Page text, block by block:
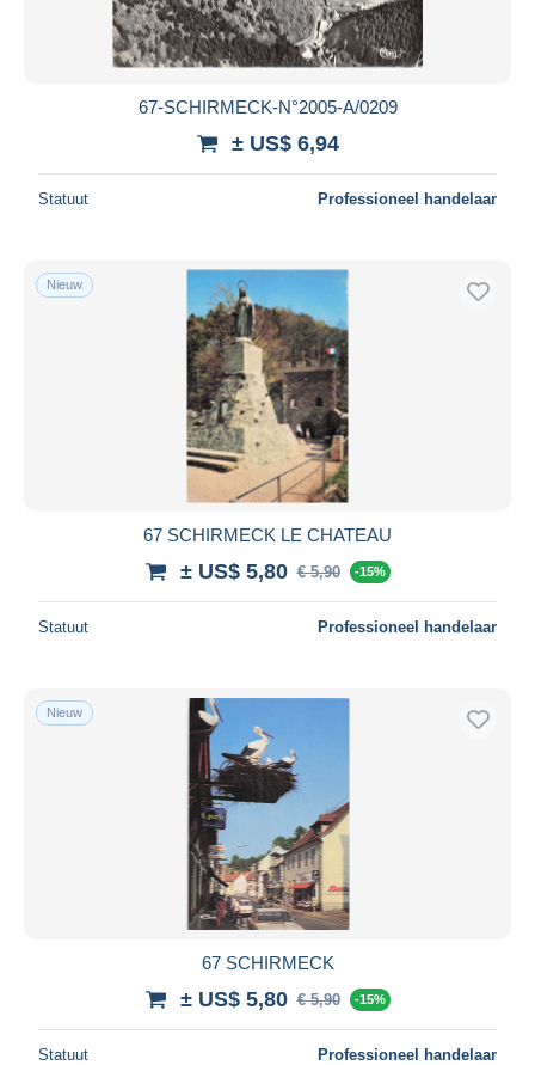
67-SCHIRMECK-N°2005-A/0209
± US$ 6,94
Statuut Professioneel handelaar
Nieuw
67 SCHIRMECK LE CHATEAU
± US$ 5,80 € 5,90 -15%
Statuut Professioneel handelaar
Nieuw
67 SCHIRMECK
± US$ 5,80 € 5,90 -15%
Statuut Professioneel handelaar